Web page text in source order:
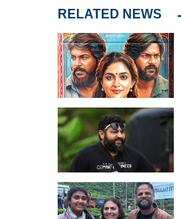
RELATED NEWS